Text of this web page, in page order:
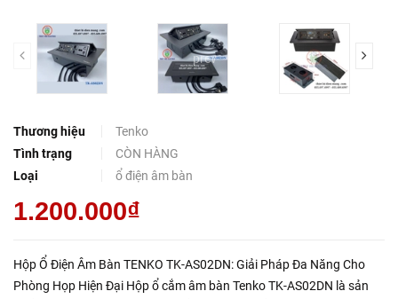
prev
Thương hiệu
Tenko
Tình trạng
CÒN HÀNG
Loại
ổ điện âm bàn
1.200.000₫
Hộp Ổ Điện Âm Bàn TENKO TK-AS02DN: Giải Pháp Đa Năng Cho
Phòng Họp Hiện Đại Hộp ổ cắm âm bàn Tenko TK-AS02DN là sản